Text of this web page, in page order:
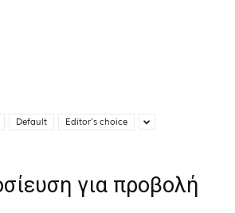
Default Editor's choice
για προβολή